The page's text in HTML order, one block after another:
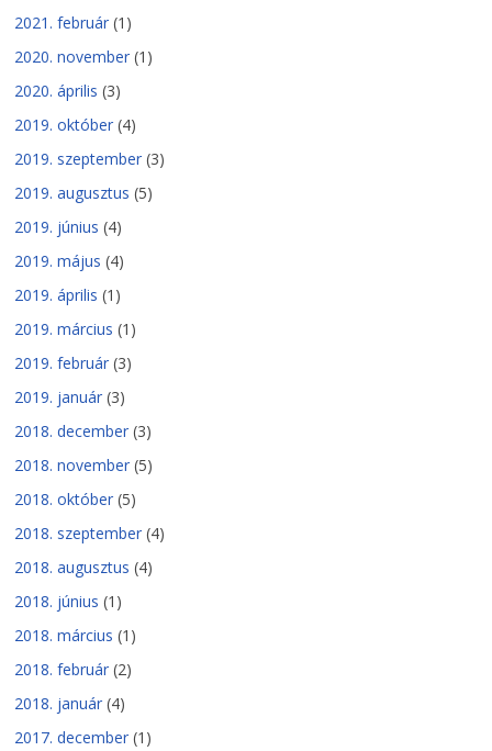
2021. február (1)
2020. november (1)
2020. április (3)
2019. október (4)
2019. szeptember (3)
2019. augusztus (5)
2019. június (4)
2019. május (4)
2019. április (1)
2019. március (1)
2019. február (3)
2019. január (3)
2018. december (3)
2018. november (5)
2018. október (5)
2018. szeptember (4)
2018. augusztus (4)
2018. június (1)
2018. március (1)
2018. február (2)
2018. január (4)
2017. december (1)